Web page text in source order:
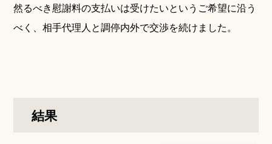
然るべき慰謝料の支払いは受けたいというご希望に沿う
べく、相手代理人と調停内外で交渉を続けました。
結果